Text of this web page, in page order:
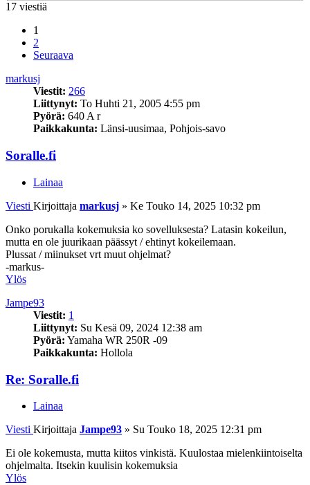
17 viestiä
1
2
Seuraava
markusj
Viestit: 266
Liittynyt: To Huhti 21, 2005 4:55 pm
Pyörä: 640 A r
Paikkakunta: Länsi-uusimaa, Pohjois-savo
Soralle.fi
Lainaa
Viesti Kirjoittaja markusj » Ke Touko 14, 2025 10:32 pm
Onko porukalla kokemuksia ko sovelluksesta? Latasin kokeilun,
mutta en ole juurikaan päässyt / ehtinyt kokeilemaan.
Plussat / miinukset vrt muut ohjelmat?
-markus-
Ylös
Jampe93
Viestit: 1
Liittynyt: Su Kesä 09, 2024 12:38 am
Pyörä: Yamaha WR 250R -09
Paikkakunta: Hollola
Re: Soralle.fi
Lainaa
Viesti Kirjoittaja Jampe93 » Su Touko 18, 2025 12:31 pm
Ei ole kokemusta, mutta kiitos vinkistä. Kuulostaa mielenkiintoiselta
ohjelmalta. Itsekin kuulisin kokemuksia
Ylös